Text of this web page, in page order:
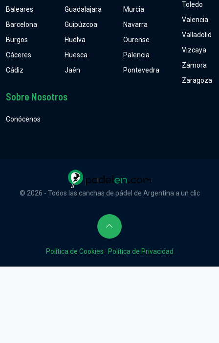
Baleares
Barcelona
Burgos
Cáceres
Cádiz
Guadalajara
Guipúzcoa
Huelva
Huesca
Jaén
Murcia
Navarra
Ourense
Palencia
Pontevedra
Toledo
Valencia
Valladolid
Vizcaya
Zamora
Zaragoza
Sobre Nosotros
Conócenos
© 2026 - Todos las canchas de pádel de Argentina a un clic
Política de Cookies Política de Privacidad